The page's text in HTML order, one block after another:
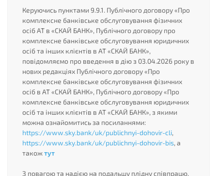
Керуючись пунктами 9.9.1. Публічного договору «Про
комплексне банківське обслуговування фізичних
осіб АТ в «СКАЙ БАНК», Публічного договору про
комплексне банківське обслуговування юридичних
осіб та інших клієнтів в АТ «СКАЙ БАНК»,
повідомляємо про введення в дію з 03.04.2026 року в
нових редакціях Публічного договору «Про
комплексне банківське обслуговування фізичних
осіб в АТ «СКАЙ БАНК», Публічного договору «Про
комплексне банківське обслуговування юридичних
осіб та інших клієнтів в АТ «СКАЙ БАНК», з якими
можна ознайомитись за посиланнями:
https://www.sky.bank/uk/publichnyi-dohovir-cli,
https://www.sky.bank/uk/publichnyi-dohovir-bis, а
такожтут
З повагою та надією на подальшу плідну співпрацю,